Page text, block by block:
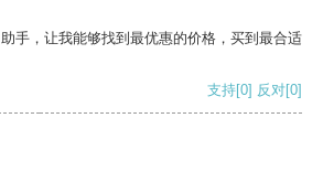
手，让我能够找到最优惠的价格，买到最合适
支持[0] 反对[0]